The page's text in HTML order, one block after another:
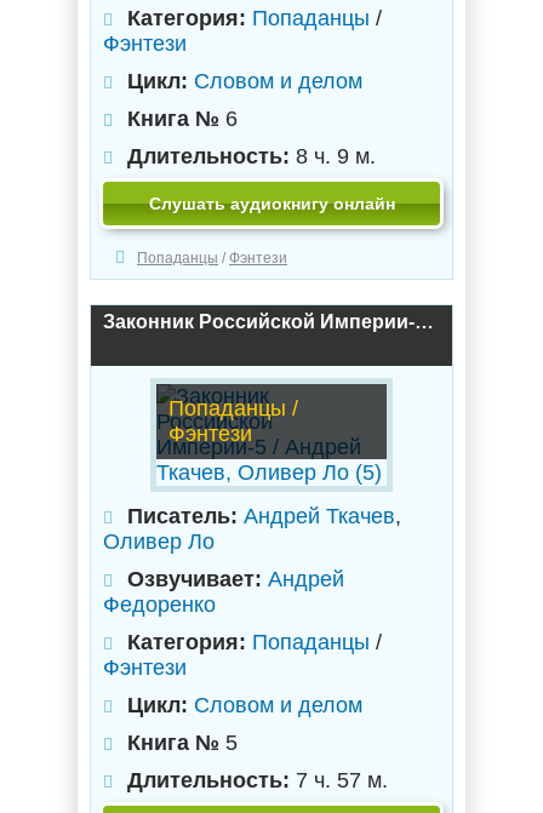
Категория: Попаданцы /
Фэнтези
Цикл: Словом и делом
Книга № 6
Длительность: 8 ч. 9 м.
Слушать аудиокнигу онлайн
Попаданцы / Фэнтези
Законник Российской Империи-5 / Андрей Ткачев, Оливер Ло (5)
Попаданцы /
Фэнтези
Писатель: Андрей Ткачев,
Оливер Ло
Озвучивает: Андрей
Федоренко
Категория: Попаданцы /
Фэнтези
Цикл: Словом и делом
Книга № 5
Длительность: 7 ч. 57 м.